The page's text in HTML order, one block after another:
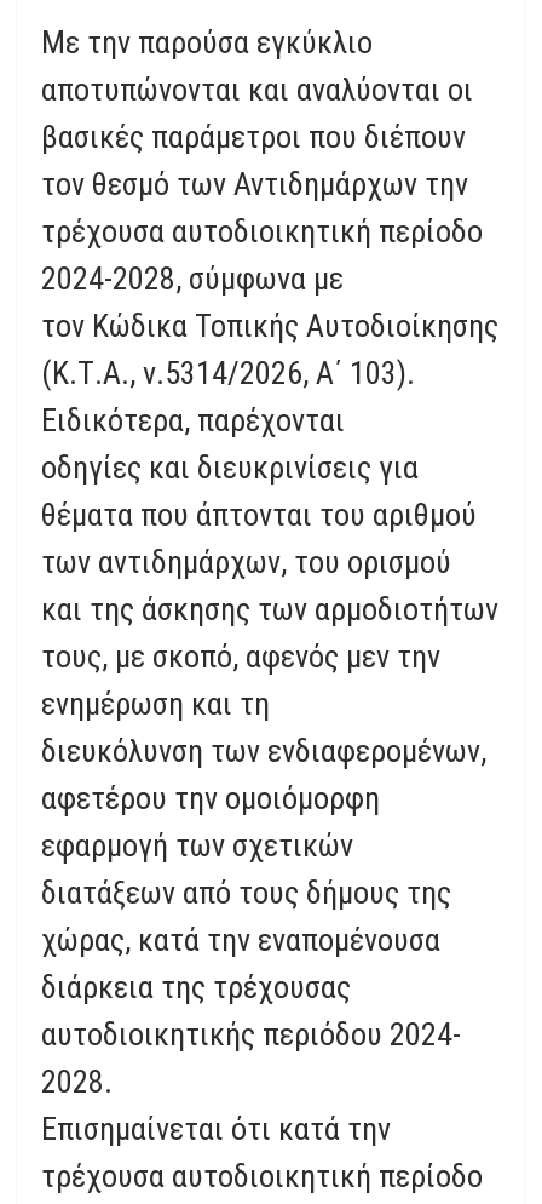
Με την παρούσα εγκύκλιο
αποτυπώνονται και αναλύονται οι
βασικές παράμετροι που διέπουν
τον θεσμό των Αντιδημάρχων την
τρέχουσα αυτοδιοικητική περίοδο
2024-2028, σύμφωνα με
τον Κώδικα Τοπικής Αυτοδιοίκησης
(Κ.Τ.Α., ν.5314/2026, Α΄ 103).
Ειδικότερα, παρέχονται
οδηγίες και διευκρινίσεις για
θέματα που άπτονται του αριθμού
των αντιδημάρχων, του ορισμού
και της άσκησης των αρμοδιοτήτων
τους, με σκοπό, αφενός μεν την
ενημέρωση και τη
διευκόλυνση των ενδιαφερομένων,
αφετέρου την ομοιόμορφη
εφαρμογή των σχετικών
διατάξεων από τους δήμους της
χώρας, κατά την εναπομένουσα
διάρκεια της τρέχουσας
αυτοδιοικητικής περιόδου 2024-
2028.
Επισημαίνεται ότι κατά την
τρέχουσα αυτοδιοικητική περίοδο